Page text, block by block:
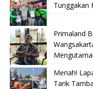
Tunggakan
Primaland
Meriah!
Tarik